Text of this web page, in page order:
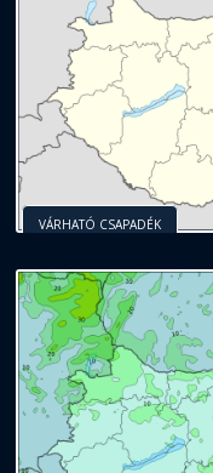
VÁRHATÓ CSAPADÉK